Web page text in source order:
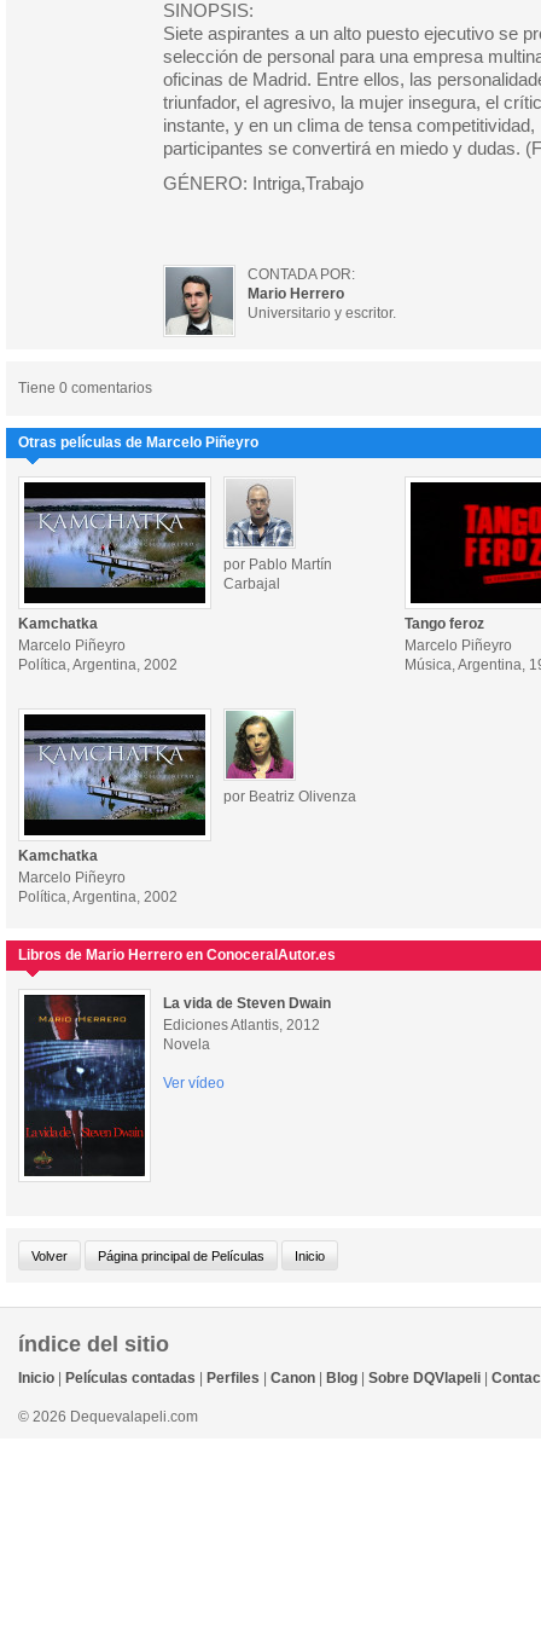
SINOPSIS:
Siete aspirantes a un alto puesto ejecutivo se
selección de personal para una empresa
oficinas de Madrid. Entre ellos, las
triunfador, el agresivo, la mujer insegura, el
instante, y en un clima de tensa competitividad,
participantes se convertirá en miedo y dudas.
GÉNERO: Intriga,Trabajo
CONTADA POR:
Mario Herrero
Universitario y escritor.
Tiene 0 comentarios
Otras películas de Marcelo Piñeyro
por Pablo Martín
Carbajal
Kamchatka
Marcelo Piñeyro
Política, Argentina, 2002
Tango feroz
Marcelo Piñeyro
Música, Argentina,
por Beatriz Olivenza
Kamchatka
Marcelo Piñeyro
Política, Argentina, 2002
Libros de Mario Herrero en ConoceralAutor.es
La vida de Steven Dwain
Ediciones Atlantis, 2012
Novela
Ver vídeo
índice del sitio
Inicio Películas contadas Perfiles Canon Blog Sobre DQVlapeli
© 2026 Dequevalapeli.com